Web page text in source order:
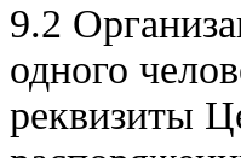
9.2
одного
реквизиты